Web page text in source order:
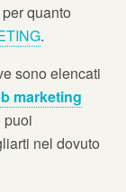
quanto
.
sono elencati
marketing
puoi
nel dovuto